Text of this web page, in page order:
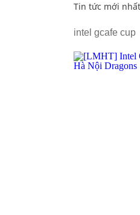
Tin tức mới
intel gcafe cup